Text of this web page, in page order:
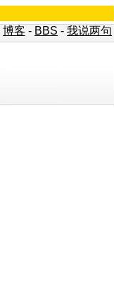
博客 - BBS - 我说两句